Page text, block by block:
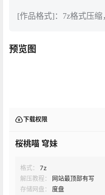
[作品格式]：7z格式压
预览图
下载权限
桜桃喵 穹妹
格式：
7z
解压教程：
网站最顶部有写
存储网盘：
度盘